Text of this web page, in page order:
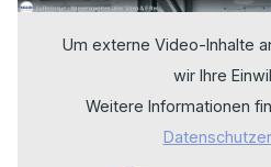
Um externe Video-Inhalte
wir Ihre
Weitere Informationen